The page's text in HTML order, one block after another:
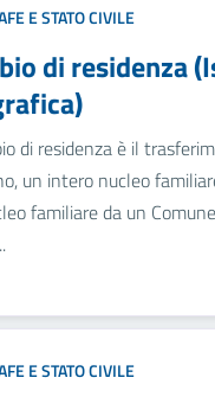
E STATO CIVILE
di residenza
di residenza è il
un intero nucleo
familiare da un
E STATO CIVILE